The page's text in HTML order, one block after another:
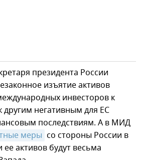
президента России
изъятие активов
инвесторов к
другим негативным для ЕС
последствиям. А в МИД
меры со стороны России в
активов будут весьма